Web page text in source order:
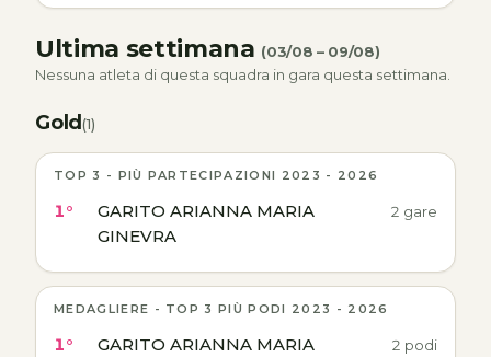
Ultima settimana (03/08 – 09/08)
Nessuna atleta di questa squadra in gara questa settimana.
Gold(1)
TOP 3 - PIÙ PARTECIPAZIONI 2023 - 2026
1°
GARITO ARIANNA MARIA
GINEVRA
2 gare
MEDAGLIERE - TOP 3 PIÙ PODI 2023 - 2026
1°
GARITO ARIANNA MARIA
2 podi